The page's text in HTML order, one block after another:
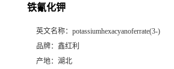
铁氰化钾
英文名称： potassiumhexacyanoferrate(3-)
品牌： 鑫红利
产地： 湖北